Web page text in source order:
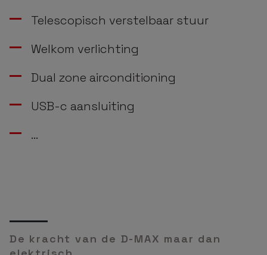
Telescopisch verstelbaar stuur
Welkom verlichting
Dual zone airconditioning
USB-c aansluiting
…
De kracht van de D-MAX maar dan